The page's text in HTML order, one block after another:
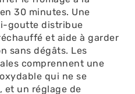
30 minutes. Une
goutte distribue
et aide à garder
sans dégâts. Les
comprennent une
qui ne se
et un réglage de